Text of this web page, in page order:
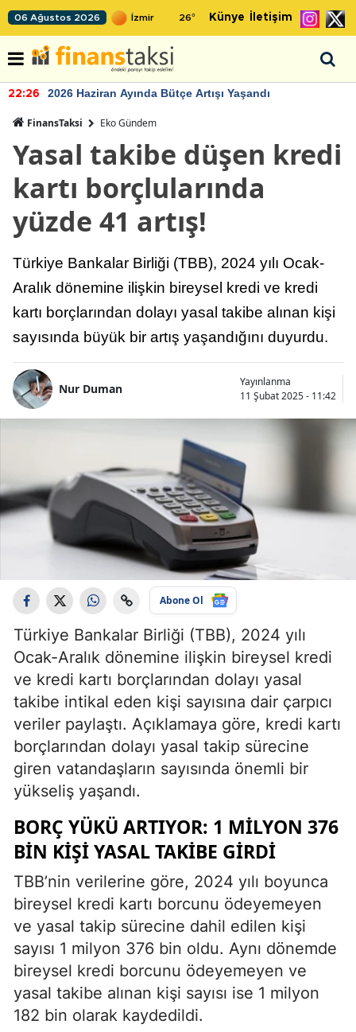
06 Ağustos 2026 26° Künye İletişim
22:26 2026 Haziran Ayında Bütçe Artışı Yaşandı
FinansTaksi Eko Gündem
Yasal takibe düşen kredi
kartı borçlularında
yüzde 41 artış!
Türkiye Bankalar Birliği (TBB), 2024 yılı Ocak-
Aralık dönemine ilişkin bireysel kredi ve kredi
kartı borçlarından dolayı yasal takibe alınan kişi
sayısında büyük bir artış yaşandığını duyurdu.
Nur Duman
Yayınlanma
11 Şubat 2025 - 11:42
Abone Ol
Türkiye Bankalar Birliği (TBB), 2024 yılı
Ocak-Aralık dönemine ilişkin bireysel kredi
ve kredi kartı borçlarından dolayı yasal
takibe intikal eden kişi sayısına dair çarpıcı
veriler paylaştı. Açıklamaya göre, kredi kartı
borçlarından dolayı yasal takip sürecine
giren vatandaşların sayısında önemli bir
yükseliş yaşandı.
BORÇ YÜKÜ ARTIYOR: 1 MILYON 376
BIN KIŞI YASAL TAKIBE GIRDI
TBB’nin verilerine göre, 2024 yılı boyunca
bireysel kredi kartı borcunu ödeyemeyen
ve yasal takip sürecine dahil edilen kişi
sayısı 1 milyon 376 bin oldu. Aynı dönemde
bireysel kredi borcunu ödeyemeyen ve
yasal takibe alınan kişi sayısı ise 1 milyon
182 bin olarak kaydedildi.